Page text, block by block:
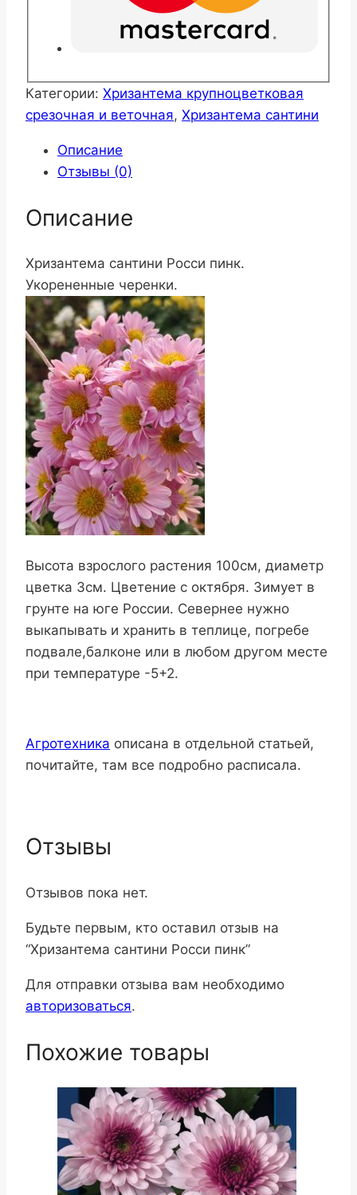
Категории: Хризантема крупноцветковая
срезочная и веточная, Хризантема сантини
Описание
Отзывы (0)
Описание
Хризантема сантини Росси пинк.
Укорененные черенки.
Высота взрослого растения 100см, диаметр
цветка 3см. Цветение с октября. Зимует в
грунте на юге России. Севернее нужно
выкапывать и хранить в теплице, погребе
подвале,балконе или в любом другом месте
при температуре -5+2.
Агротехника описана в отдельной статьей,
почитайте, там все подробно расписала.
Отзывы
Отзывов пока нет.
Будьте первым, кто оставил отзыв на
“Хризантема сантини Росси пинк”
Для отправки отзыва вам необходимо
авторизоваться.
Похожие товары